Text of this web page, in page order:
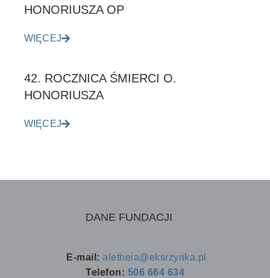
HONORIUSZA OP
WIĘCEJ
42. ROCZNICA ŚMIERCI O.
HONORIUSZA
WIĘCEJ
DANE FUNDACJI
E-mail: aletheia@eksrzynka.pl
Telefon: 506 664 634